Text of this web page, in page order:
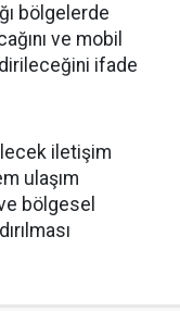
bölgelerde
ve mobil
ifade
iletişim
ulaşım
bölgesel